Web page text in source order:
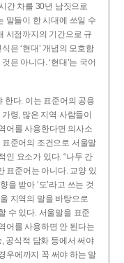
간 차를 30년 남짓으로
말들이 한 시대에 쓰일 수
시점까지의 기간으로 규
은 ‘현대’ 개념의 모호함
은 아니다. ‘현대’는 국어
한다. 이는 표준어의 공용
령, 많은 지역 사람들이
어를 사용한다면 의사소
준어의 조건으로 서울말
인 요소가 있다. “나두 간
표준어는 아니다. 교양 있
을 받아 ‘도’라고 쓰는 것
지역의 말을 바탕으로
수 있다. 서울말을 표준
어를 사용하면 안 된다는
공식적 담화 등에서 써야
우에까지 꼭 써야 하는 말